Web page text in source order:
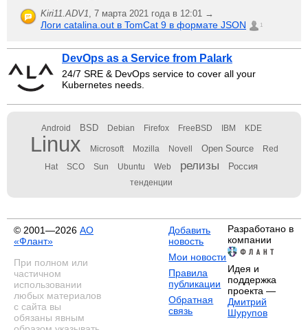
Kiri11.ADV1, 7 марта 2021 года в 12:01 →
Логи catalina.out в TomCat 9 в формате JSON 1
DevOps as a Service from Palark
24/7 SRE & DevOps service to cover all your
Kubernetes needs.
Android BSD Debian Firefox FreeBSD IBM KDE
Linux Microsoft Mozilla Novell Open Source Red
Hat SCO Sun Ubuntu Web релизы Россия
тенденции
© 2001—2026 АО
«Флант»
При полном или
частичном
использовании
любых материалов
с сайта вы
обязаны явным
Добавить
новость
Мои новости
Правила
публикации
Обратная
связь
Разработано в
компании
Идея и
поддержка
проекта —
Дмитрий
Шурупов